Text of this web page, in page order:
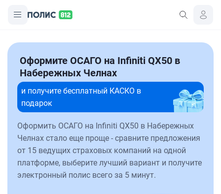
Оформите ОСАГО на Infiniti QX50 в
Набережных Челнах
и получите бесплатный КАСКО в
подарок
Оформить ОСАГО на Infiniti QX50 в Набережных
Челнах стало еще проще - сравните предложения
от 15 ведущих страховых компаний на одной
платформе, выберите лучший вариант и получите
электронный полис всего за 5 минут.